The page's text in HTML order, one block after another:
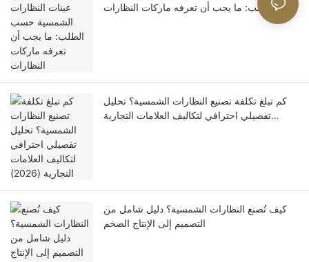
الطلب: ما يجب أن تعرفه ماركات النظارات
كم تبلغ تكلفة تصنيع النظارات الشمسية؟ تحليل
تفصيلي احترافي لتكاليف العلامات التجارية
كيف تُصنع النظارات الشمسية؟ دليل شامل من
التصميم إلى الإنتاج الضخم